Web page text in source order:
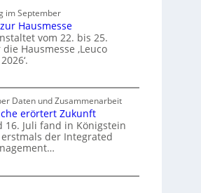
8
J
a
h
C
M
D
e
u
s
im September
Hausmesse
vom 22. bis 25.
Hausmesse ‚Leuco
Daten und Zusammenarbeit
erörtert Zukunft
16. Juli fand in Königstein
der Integrated